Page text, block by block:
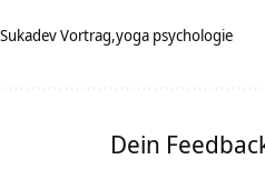
Sukadev Vortrag yoga psychologie
Dein